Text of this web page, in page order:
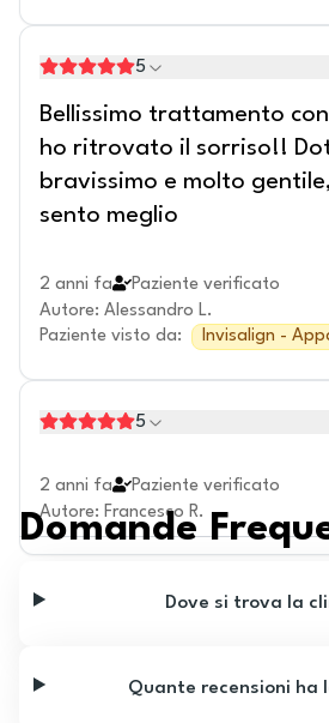
5
Bellissimo trattamento
ho ritrovato il sorriso!!
bravissimo e molto
sento meglio
2 anni fa
Paziente verificato
Autore: Alessandro L.
Paziente visto da: Invisalign -
5
2 anni fa
Paziente verificato
Autore: Francesco R.
Domande
Dove si trova la
Quante recensioni ha